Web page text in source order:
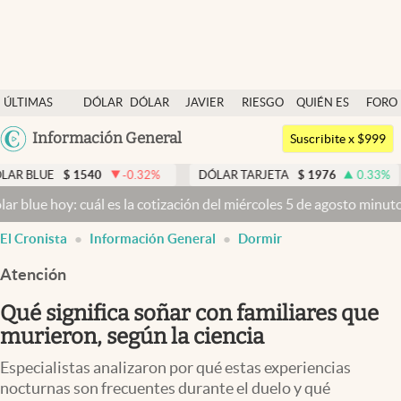
ÚLTIMAS
NOTICIAS
DÓLAR
DÓLAR
JAVIER
RIESGO
QUIÉN ES
QUIÉN
FORO
Argentina
México
Información General
Dólar
Members
Economía y Política
Finanzas y Mercados
Mercados Online
Negocios
Columnistas
Otras secciones
Apertura
Suscribite x $999
-0.32% DÓLAR TARJETA $ 1976 0.33% DÓLAR
es la cotización del miércoles 5 de agosto minuto a minuto
El Cronista Información General Dormir
Atención
Qué significa soñar con familiares que
murieron, según la ciencia
Especialistas analizaron por qué estas experiencias
nocturnas son frecuentes durante el duelo y qué